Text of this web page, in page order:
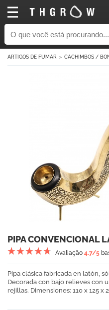
ARTIGOS DE FUMAR CACHIMBOS /
PIPA CONVENCIONAL
Avaliação 4.7/5
Pipa clásica fabricada en latón,
Decorada con bajo relieves con
rejillas. Dimensiones: 110 x 125 x